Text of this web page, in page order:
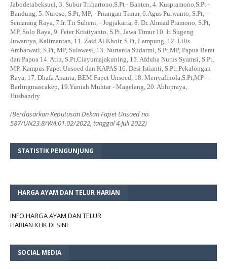
Jabodetabeksuci, 3. Subur Trihartono,S.Pt - Banten, 4. Kuspramono,S.Pt -
Bandung, 5. Nuroso, S.Pt, MP, - Priangan Timur, 6.Agus Purwanto, S.Pt, -
Semarang Raya, 7.Ir. Tri Suheni, - Jogjakarta, 8. Dr. Ahmad Pramono, S.Pt,
MP, Solo Raya, 9. Feter Kristiyanto, S.Pt, Jawa Timur 10. Ir. Sugeng
Juwantya, Kalimantan, 11. Zaid Al Khoir, S.Pt, Lampung, 12. Lilis
Ambarwati, S.Pt, MP, Sulawesi, 13. Nurtania Sudarmi, S.Pt,MP, Papua Barat
dan Papua 14. Atin, S.Pt,Ciayumajakuning, 15. Afduha Nurus Syamsi, S.Pt,
MP, Kampus Fapet Unsoed dan KAPAS 16. Desi Istianti, S.Pt, Pekalongan
Raya, 17. Dhafa Ananta, BEM Fapet Unsoed, 18. Merryafinola,S.Pt,MP -
Barlingmascakep, 19.Yuniah Muhtar - Magelang, 20. Abhipraya,
Husbandry
(Berdasarkan Keputusan Dekan Fapet Unsoed no.
587/UN23.8/WA.01.02/2022, tanggal 4 Juli 2022)
STATISTIK PENGUNJUNG
HARGA AYAM DAN TELUR HARIAN
INFO HARGA AYAM DAN TELUR
HARIAN KLIK DI SINI
SOCIAL MEDIA